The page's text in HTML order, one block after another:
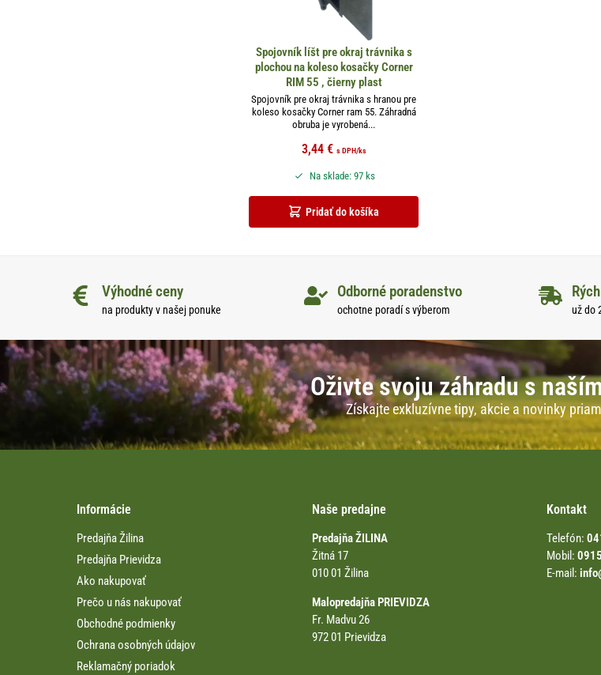
Spojovník líšt pre okraj trávnika s
plochou na koleso kosačky Corner
RIM 55 , čierny plast
Spojovník pre okraj trávnika s hranou pre
koleso kosačky Corner ram 55. Záhradná
obruba je vyrobená...
3,44 € s DPH/ks
Pridať do košíka
Na sklade: 97 ks
Výhodné ceny
na produkty v našej ponuke
Odborné poradenstvo
ochotne poradí s výberom už do
Oživte svoju záhradu s
Získajte exkluzívne tipy, akcie a novinky
Informácie
Predajňa Žilina
Predajňa Prievidza
Ako nakupovať
Prečo u nás nakupovať
Obchodné podmienky
Ochrana osobných údajov
Reklamačný poriadok
Naše predajne
Predajňa ŽILINA
Žitná 17
010 01 Žilina
Malopredajňa PRIEVIDZA
Fr. Madvu 26
972 01 Prievidza
Kontakt
Telefón:
Mobil:
E-mail: